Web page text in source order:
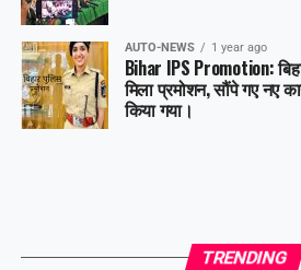
AUTO-NEWS 1 year ago
Bihar IPS Promotion:
मिला प्रमोशन, सौंपे गए नए
किया गया।
TRENDING